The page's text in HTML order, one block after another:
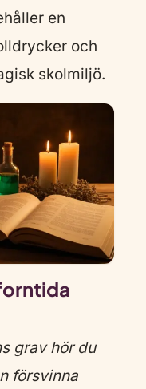
en
och
skolmiljö.
grav hör du
försvinna